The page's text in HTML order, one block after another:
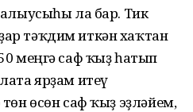
алыусыһы ла бар. Тик
тәҡдим иткән хаҡтан
меңгә саф ҡыҙ һатып
ярҙам итеү
өсөн саф ҡыҙ эҙләйем,